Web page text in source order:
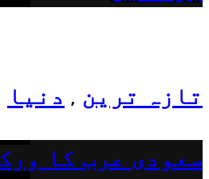
تازہ ترین , دنیا
سعودی عرب کا